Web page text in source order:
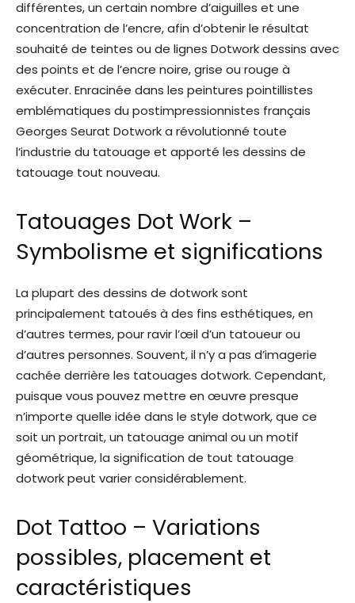
différentes, un certain nombre d’aiguilles et une
concentration de l’encre, afin d’obtenir le résultat
souhaité de teintes ou de lignes Dotwork dessins avec
des points et de l’encre noire, grise ou rouge à
exécuter. Enracinée dans les peintures pointillistes
emblématiques du postimpressionnistes français
Georges Seurat Dotwork a révolutionné toute
l’industrie du tatouage et apporté les dessins de
tatouage tout nouveau.
Tatouages ​​Dot Work –
Symbolisme et significations
La plupart des dessins de dotwork sont
principalement tatoués à des fins esthétiques, en
d’autres termes, pour ravir l’œil d’un tatoueur ou
d’autres personnes. Souvent, il n’y a pas d’imagerie
cachée derrière les tatouages ​​dotwork. Cependant,
puisque vous pouvez mettre en œuvre presque
n’importe quelle idée dans le style dotwork, que ce
soit un portrait, un tatouage animal ou un motif
géométrique, la signification de tout tatouage
dotwork peut varier considérablement.
Dot Tattoo – Variations
possibles, placement et
caractéristiques